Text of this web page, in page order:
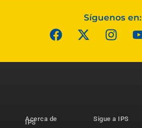
Síguenos en:
Acerca de
IPS
Sigue a IPS